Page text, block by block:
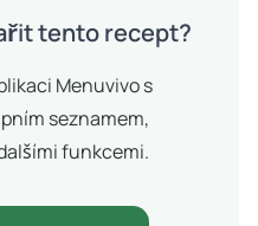
tento recept?
Menuvivo s
seznamem,
funkcemi.